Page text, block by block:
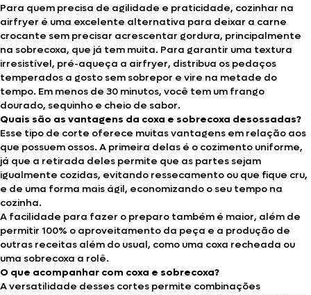
Para quem precisa de agilidade e praticidade, cozinhar na
airfryer é uma excelente alternativa para deixar a carne
crocante sem precisar acrescentar gordura, principalmente
na sobrecoxa, que já tem muita. Para garantir uma textura
irresistível, pré-aqueça a airfryer, distribua os pedaços
temperados a gosto sem sobrepor e vire na metade do
tempo. Em menos de 30 minutos, você tem um frango
dourado, sequinho e cheio de sabor.
Quais são as vantagens da coxa e sobrecoxa desossadas?
Esse tipo de corte oferece muitas vantagens em relação aos
que possuem ossos. A primeira delas é o cozimento uniforme,
já que a retirada deles permite que as partes sejam
igualmente cozidas, evitando ressecamento ou que fique cru,
e de uma forma mais ágil, economizando o seu tempo na
cozinha.
A facilidade para fazer o preparo também é maior, além de
permitir 100% o aproveitamento da peça e a produção de
outras receitas além do usual, como uma coxa recheada ou
uma sobrecoxa a rolê.
O que acompanhar com coxa e sobrecoxa?
A versatilidade desses cortes permite combinações